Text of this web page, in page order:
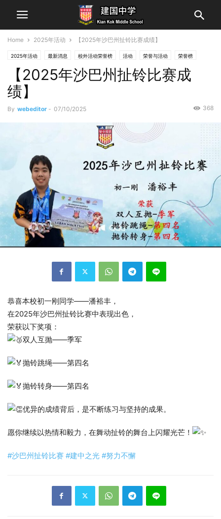
Home 2025年活动 【2025年沙巴州扯铃比赛成绩】
2025年活动 最新消息 校外活动荣誉榜 活动 荣誉与活动 荣誉榜
【2025年沙巴州扯铃比赛成
绩】
By webeditor - 07/10/2025 368
恭喜本校初一刚同学——潘裕丰，
在2025年沙巴州扯铃比赛中表现出色，
荣获以下奖项：
双人互抛——季军
抛铃跳绳——第四名
抛铃转身——第四名
优异的成绩背后，是不断练习与坚持的成果。
愿你继续以热情和毅力，在舞动扯铃的舞台上闪耀光芒！
#沙巴州扯铃比赛 #建中之光 #努力不懈